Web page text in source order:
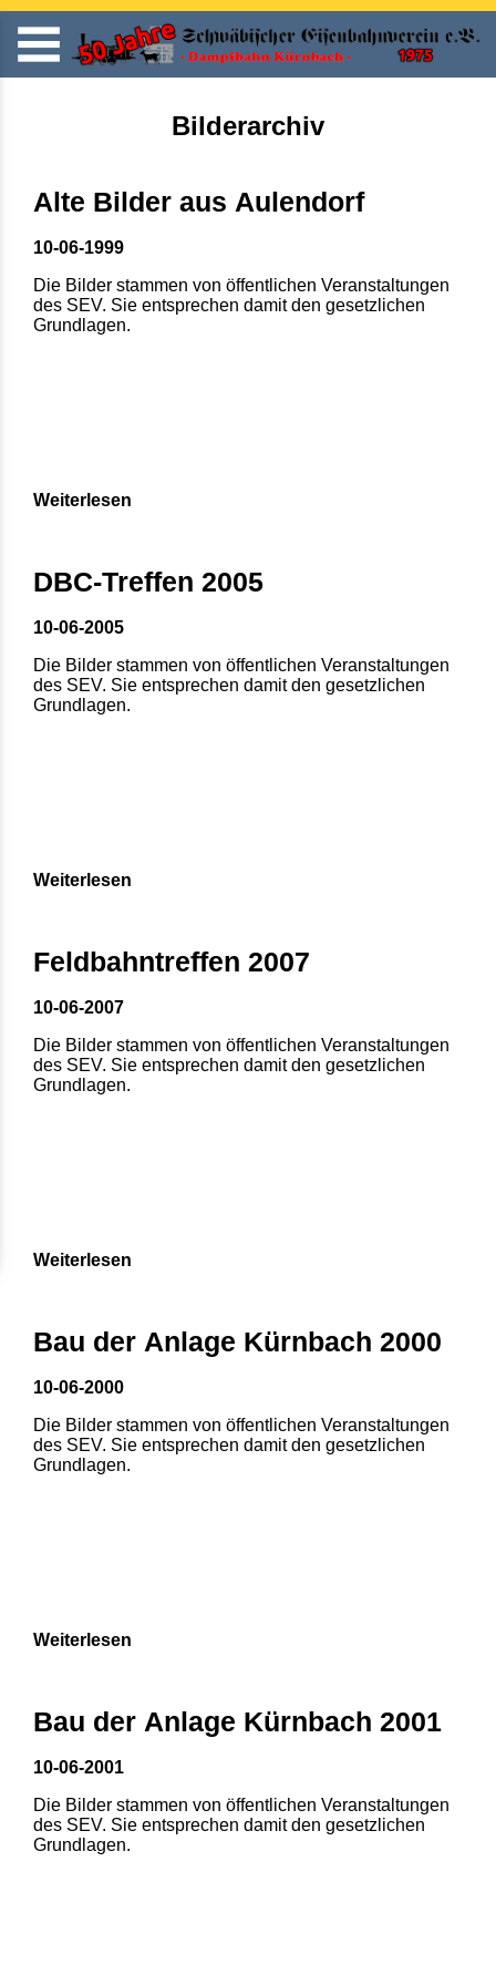
Bilderarchiv
Alte Bilder aus Aulendorf
10-06-1999
Die Bilder stammen von öffentlichen Veranstaltungen
des SEV. Sie entsprechen damit den gesetzlichen
Grundlagen.
Weiterlesen
DBC-Treffen 2005
10-06-2005
Die Bilder stammen von öffentlichen Veranstaltungen
des SEV. Sie entsprechen damit den gesetzlichen
Grundlagen.
Weiterlesen
Feldbahntreffen 2007
10-06-2007
Die Bilder stammen von öffentlichen Veranstaltungen
des SEV. Sie entsprechen damit den gesetzlichen
Grundlagen.
Weiterlesen
Bau der Anlage Kürnbach 2000
10-06-2000
Die Bilder stammen von öffentlichen Veranstaltungen
des SEV. Sie entsprechen damit den gesetzlichen
Grundlagen.
Weiterlesen
Bau der Anlage Kürnbach 2001
10-06-2001
Die Bilder stammen von öffentlichen Veranstaltungen
des SEV. Sie entsprechen damit den gesetzlichen
Grundlagen.